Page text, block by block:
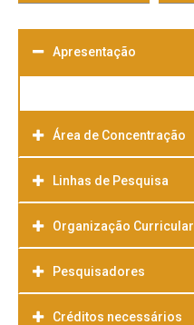
Apresentação
Área de Concentração
Linhas de Pesquisa
Organização Curricular
Pesquisadores
Créditos necessários